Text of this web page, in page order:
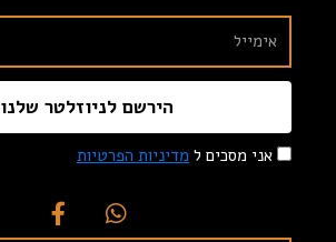
אני מסכים ל מדיניות הפרטיות
הירשם לניוזלטר שלנו